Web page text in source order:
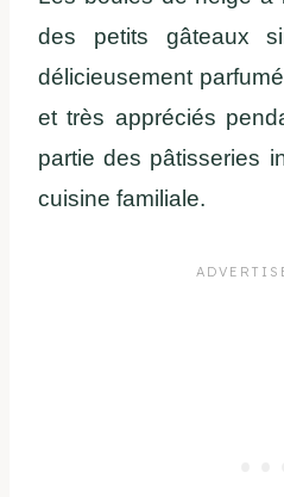
des petits gâteaux
délicieusement
et très appréciés
partie des pâtisseries
cuisine familiale.